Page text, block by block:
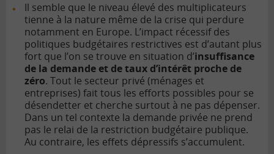
Il semble que le niveau élevé des multiplicateurs
tienne à la nature même de la crise qui perdure
notamment en Europe. L’impact récessif des
politiques budgétaires restrictives est d’autant plus
fort que l’on se trouve en situation d’insuffisance
de la demande et de taux d’intérêt proche de
zéro. Tout le secteur privé (ménages et
entreprises) fait tous les efforts possibles pour se
désendetter et cherche surtout à ne pas dépenser.
Dans un tel contexte la demande privée ne prend
pas le relai de la restriction budgétaire publique.
Au contraire, les effets dépressifs s’accumulent.